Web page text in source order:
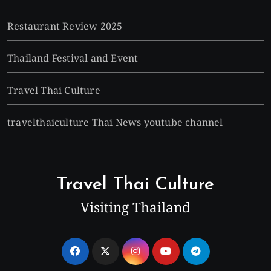
Restaurant Review 2025
Thailand Festival and Event
Travel Thai Culture
travelthaiculture Thai News youtube channel
Travel Thai Culture
Visiting Thailand